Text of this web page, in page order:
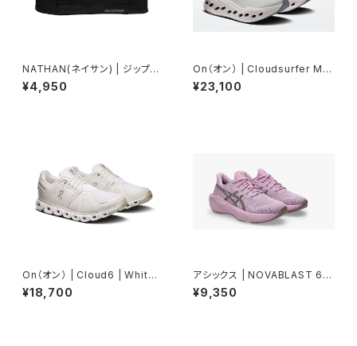
NATHAN(ネイサン) | ジップス
ターマックス | ブラック | Unise
x
¥4,950
On（オン） | Cloudsurfer Ma
x | Iceberg / Ivory | Wome
n
¥23,100
On（オン） | Cloud6 | White/
White | Women
¥18,700
アシックス | NOVABLAST 6 G
S | HAZYLILAC/DARKPRUN
E
¥9,350